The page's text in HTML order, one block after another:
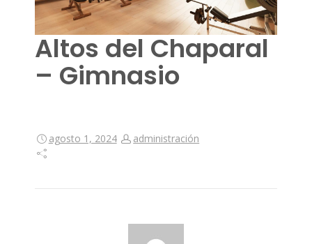
Altos del Chaparal
– Gimnasio
agosto 1, 2024 administración